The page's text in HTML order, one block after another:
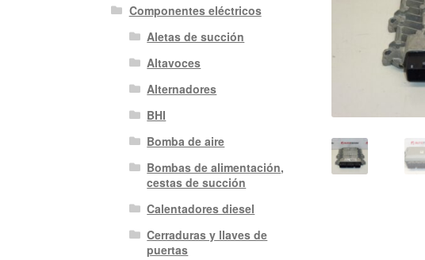
Componentes eléctricos
Aletas de succión
Altavoces
Alternadores
BHI
Bomba de aire
Bombas de alimentación,
cestas de succión
Calentadores diesel
Cerraduras y llaves de
puertas